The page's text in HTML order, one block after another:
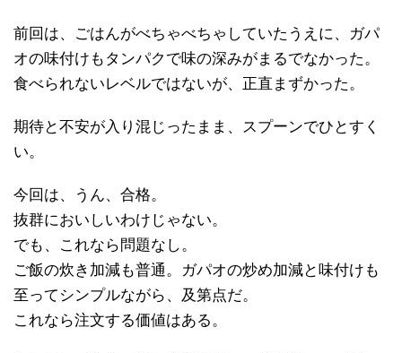
前回は、ごはんがべちゃべちゃしていたうえに、ガパ
オの味付けもタンパクで味の深みがまるでなかった。
食べられないレベルではないが、正直まずかった。
期待と不安が入り混じったまま、スプーンでひとすく
い。
今回は、うん、合格。
抜群においしいわけじゃない。
でも、これなら問題なし。
ご飯の炊き加減も普通。ガパオの炒め加減と味付けも
至ってシンプルながら、及第点だ。
これなら注文する価値はある。